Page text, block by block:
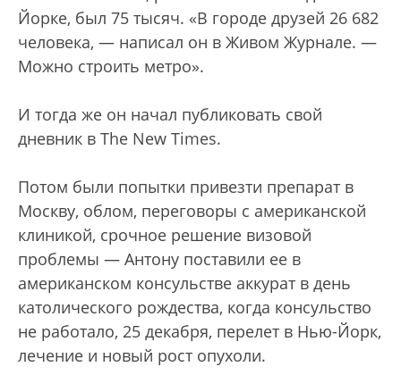
Йорке, был 75 тысяч. «В городе друзей 26 682
человека, — написал он в Живом Журнале. —
Можно строить метро».
И тогда же он начал публиковать свой
дневник в The New Times.
Потом были попытки привезти препарат в
Москву, облом, переговоры с американской
клиникой, срочное решение визовой
проблемы — Антону поставили ее в
американском консульстве аккурат в день
католического рождества, когда консульство
не работало, 25 декабря, перелет в Нью-Йорк,
лечение и новый рост опухоли.